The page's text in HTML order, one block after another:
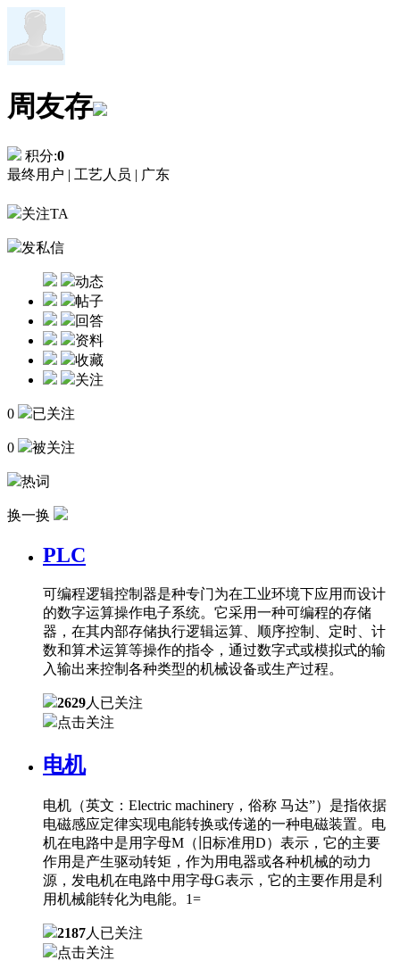
周友存
积分:0
最终用户 | 工艺人员 | 广东
关注TA
发私信
动态
帖子
回答
资料
收藏
关注
0 已关注
0 被关注
热词
换一换
PLC
可编程逻辑控制器是种专门为在工业环境下应用而设计
的数字运算操作电子系统。它采用一种可编程的存储
器，在其内部存储执行逻辑运算、顺序控制、定时、计
数和算术运算等操作的指令，通过数字式或模拟式的输
入输出来控制各种类型的机械设备或生产过程。
2629人已关注
点击关注
电机
电机（英文：Electric machinery，俗称 马达”）是指依据
电磁感应定律实现电能转换或传递的一种电磁装置。电
机在电路中是用字母M（旧标准用D）表示，它的主要
作用是产生驱动转矩，作为用电器或各种机械的动力
源，发电机在电路中用字母G表示，它的主要作用是利
用机械能转化为电能。1=
2187人已关注
点击关注